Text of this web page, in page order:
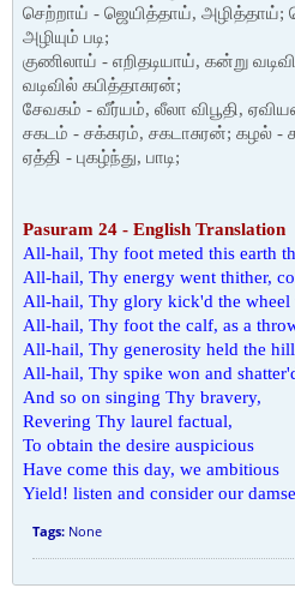
செற்றாய் - ஜெயித்தாய், அழித்தாய்;
அழியும் படி;
குணிலாய் - எறிதடியாய், கன்று
வடிவில் கபித்தாசுரன்;
சேவகம் - வீர்யம், லீலா விபூதி,
சகடம் - சக்கரம், சகடாசுரன்; கழல்
ஏத்தி - புகழ்ந்து, பாடி;
Pasuram 24 - English Translation
All-hail, Thy foot meted this earth
All-hail, Thy energy went thither,
All-hail, Thy glory kick'd the wheel
All-hail, Thy foot the calf, as a
All-hail, Thy generosity held the
All-hail, Thy spike won and
And so on singing Thy bravery,
Revering Thy laurel factual,
To obtain the desire auspicious
Have come this day, we ambitious
Yield! listen and consider our
Tags: None